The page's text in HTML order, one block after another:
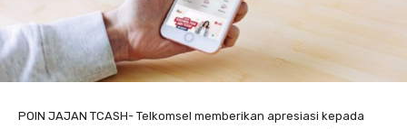
POIN JAJAN TCASH- Telkomsel memberikan apresiasi kepada